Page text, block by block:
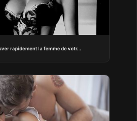
rapidement la femme de votr...